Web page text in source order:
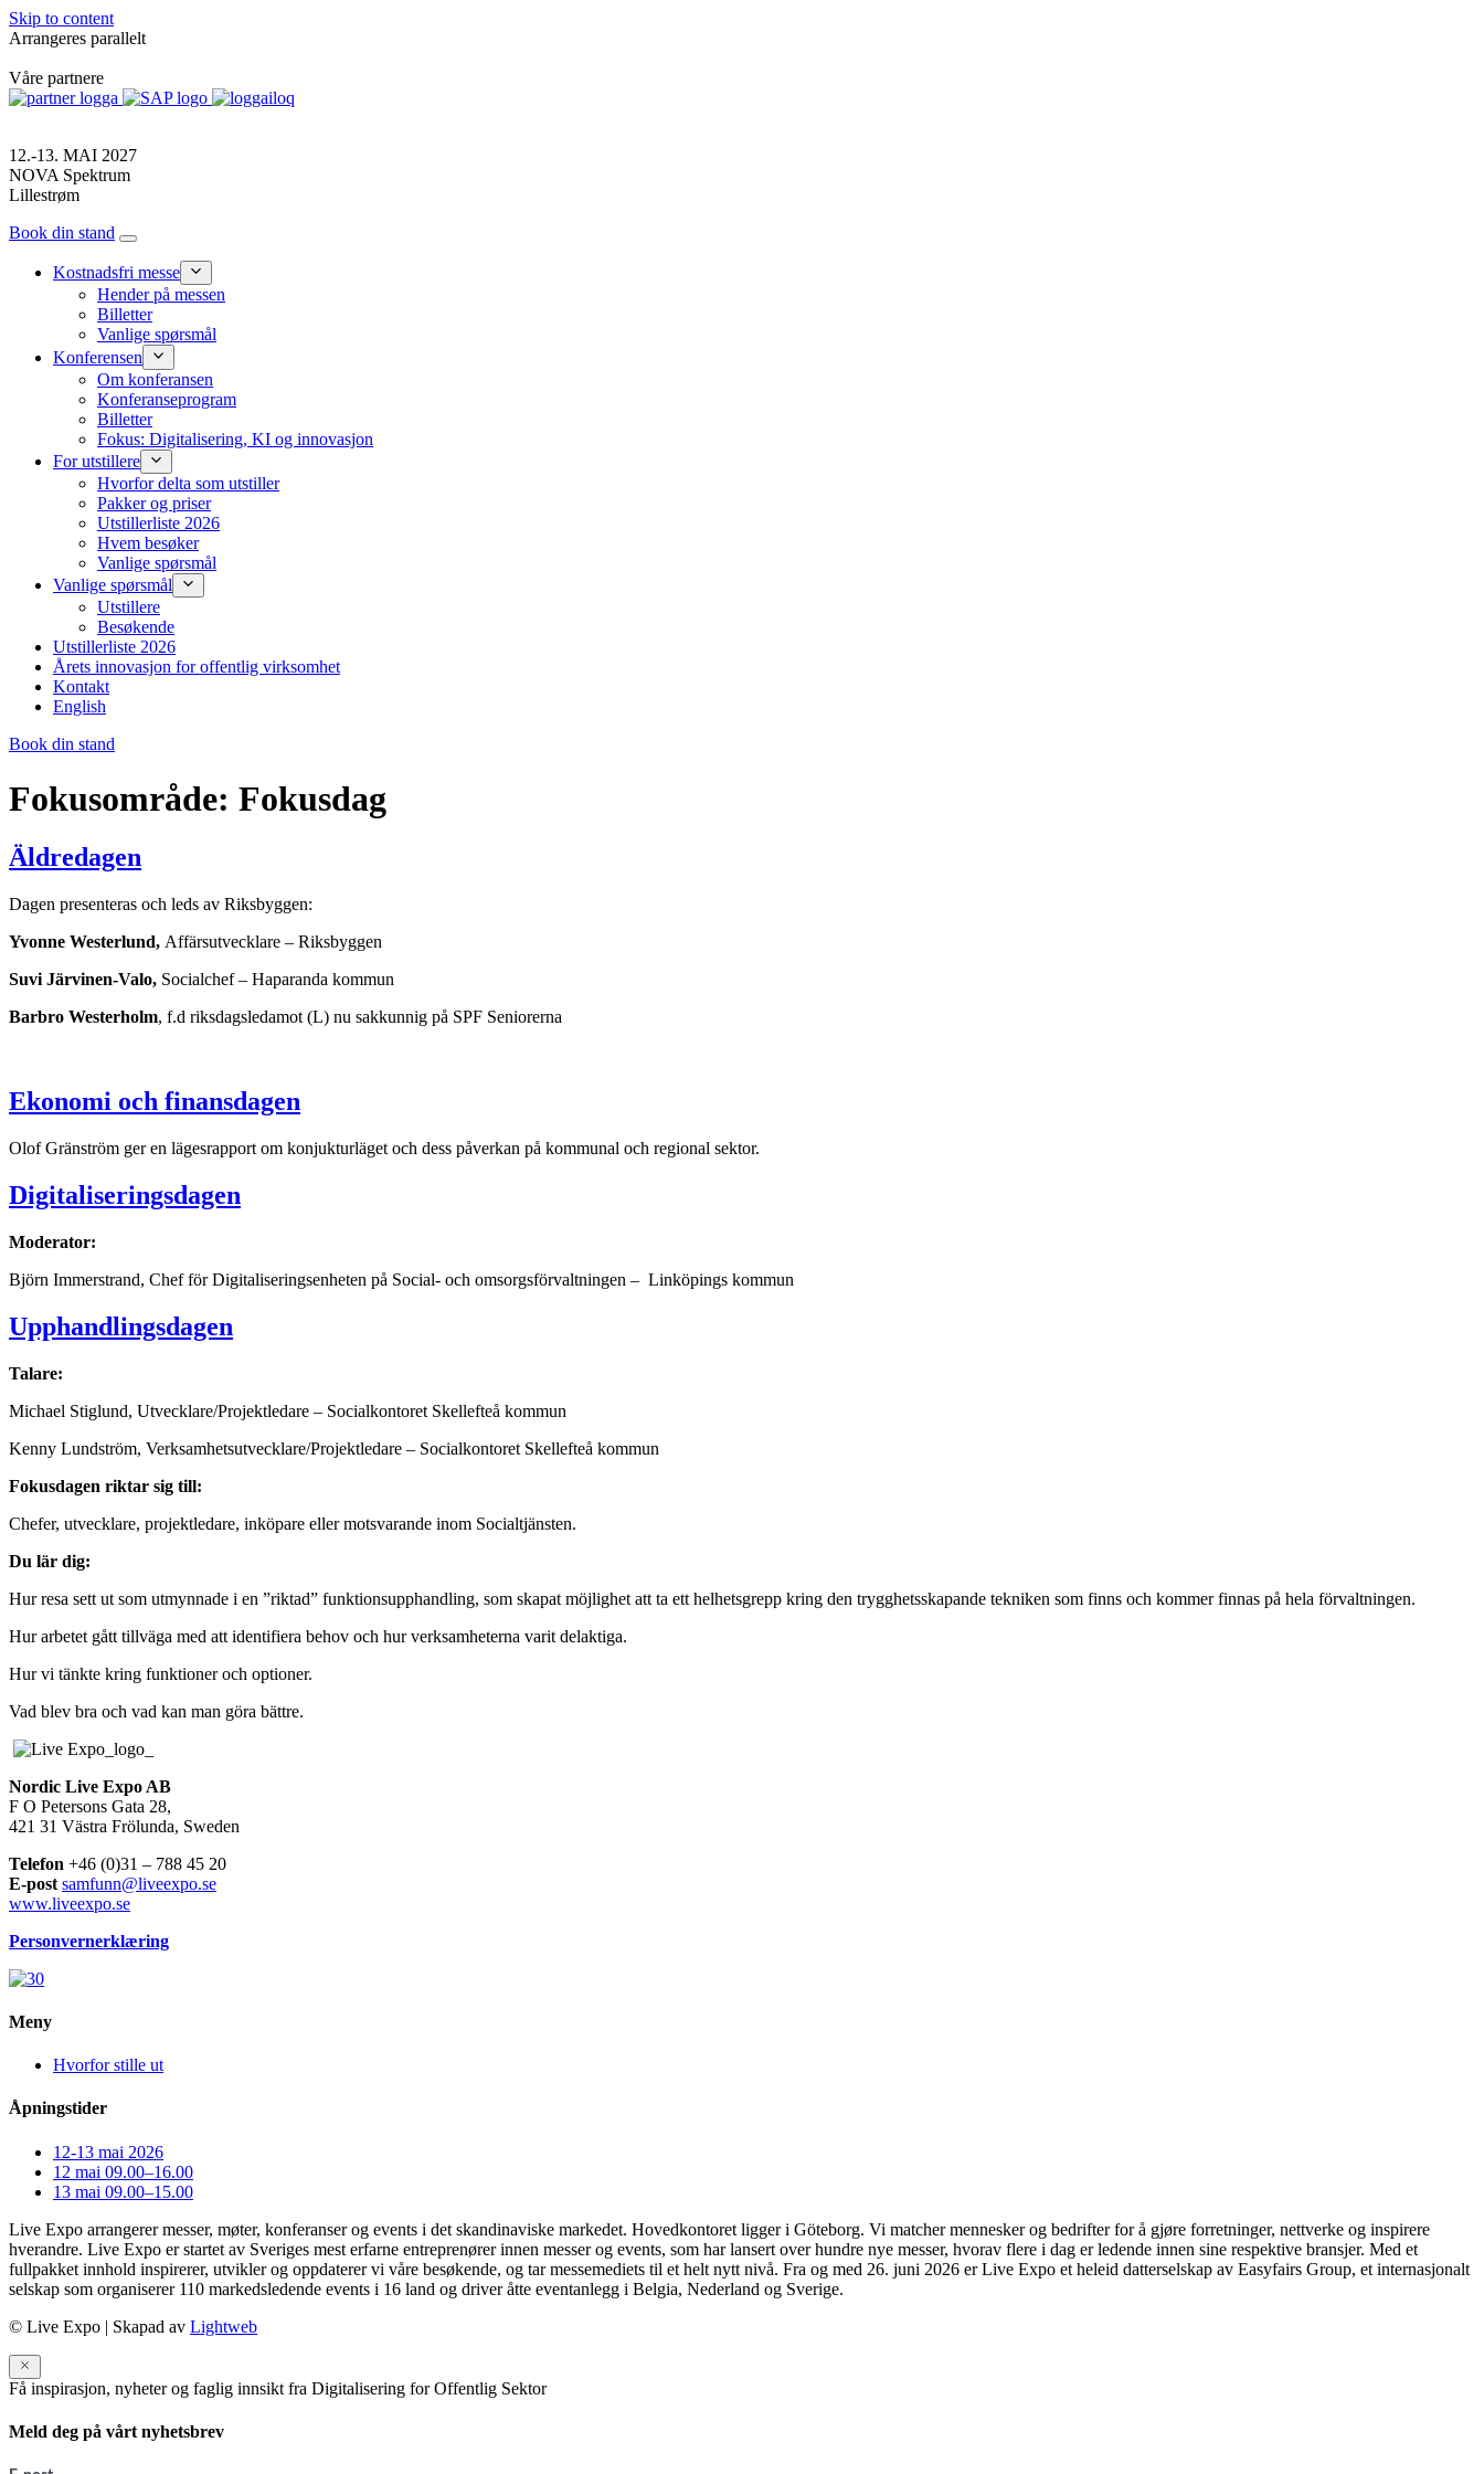
Skip to content
Arrangeres parallelt
Våre partnere
12.-13. MAI 2027
NOVA Spektrum
Lillestrøm
Book din stand
Kostnadsfri messe
Hender på messen
Billetter
Vanlige spørsmål
Konferensen
Om konferansen
Konferanseprogram
Billetter
Fokus: Digitalisering, KI og innovasjon
For utstillere
Hvorfor delta som utstiller
Pakker og priser
Utstillerliste 2026
Hvem besøker
Vanlige spørsmål
Vanlige spørsmål
Utstillere
Besøkende
Utstillerliste 2026
Årets innovasjon for offentlig virksomhet
Kontakt
English
Book din stand
Fokusområde: Fokusdag
Äldredagen
Dagen presenteras och leds av Riksbyggen:
Yvonne Westerlund, Affärsutvecklare – Riksbyggen
Suvi Järvinen-Valo, Socialchef – Haparanda kommun
Barbro Westerholm, f.d riksdagsledamot (L) nu sakkunnig på SPF Seniorerna
Ekonomi och finansdagen
Olof Gränström ger en lägesrapport om konjukturläget och dess påverkan på kommunal och regional sektor.
Digitaliseringsdagen
Moderator:
Björn Immerstrand, Chef för Digitaliseringsenheten på Social- och omsorgsförvaltningen – Linköpings kommun
Upphandlingsdagen
Talare:
Michael Stiglund, Utvecklare/Projektledare – Socialkontoret Skellefteå kommun
Kenny Lundström, Verksamhetsutvecklare/Projektledare – Socialkontoret Skellefteå kommun
Fokusdagen riktar sig till:
Chefer, utvecklare, projektledare, inköpare eller motsvarande inom Socialtjänsten.
Du lär dig:
Hur resa sett ut som utmynnade i en ”riktad” funktionsupphandling, som skapat möjlighet att ta ett helhetsgrepp kring den trygghetsskapande tekniken som finns och kommer finnas på hela förvaltningen.
Hur arbetet gått tillväga med att identifiera behov och hur verksamheterna varit delaktiga.
Hur vi tänkte kring funktioner och optioner.
Vad blev bra och vad kan man göra bättre.
Nordic Live Expo AB
F O Petersons Gata 28,
421 31 Västra Frölunda, Sweden
Telefon +46 (0)31 – 788 45 20
E-post samfunn@liveexpo.se
www.liveexpo.se
Personvernerklæring
Meny
Hvorfor stille ut
Åpningstider
12-13 mai 2026
12 mai 09.00–16.00
13 mai 09.00–15.00
Live Expo arrangerer messer, møter, konferanser og events i det skandinaviske markedet. Hovedkontoret ligger i Göteborg. Vi matcher mennesker og bedrifter for å gjøre forretninger, nettverke og inspirere
hverandre. Live Expo er startet av Sveriges mest erfarne entreprenører innen messer og events, som har lansert over hundre nye messer, hvorav flere i dag er ledende innen sine respektive bransjer. Med et
fullpakket innhold inspirerer, utvikler og oppdaterer vi våre besøkende, og tar messemediets til et helt nytt nivå. Fra og med 26. juni 2026 er Live Expo et heleid datterselskap av Easyfairs Group, et internasjonalt
selskap som organiserer 110 markedsledende events i 16 land og driver åtte eventanlegg i Belgia, Nederland og Sverige.
© Live Expo | Skapad av Lightweb
Få inspirasjon, nyheter og faglig innsikt fra Digitalisering for Offentlig Sektor
Meld deg på vårt nyhetsbrev